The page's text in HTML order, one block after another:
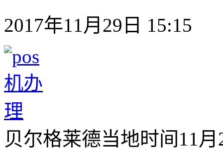
2017年11月29日 15:15
贝尔格莱德当地时间11